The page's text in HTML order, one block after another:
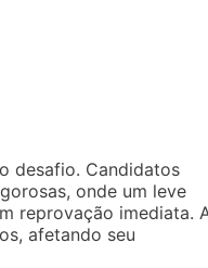
desafio. Candidatos
onde um leve
reprovação imediata.
afetando seu